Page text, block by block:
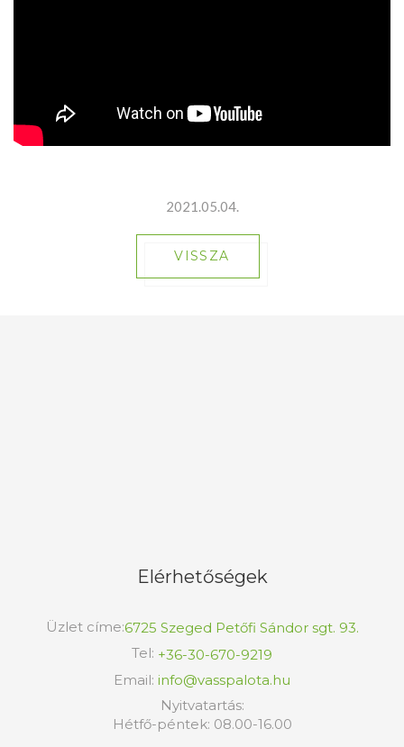
2021.05.04.
VISSZA
Elérhetőségek
Üzlet címe:6725 Szeged Petőfi Sándor sgt. 93.
Tel: +36-30-670-9219
Email: info@vasspalota.hu
Nyitvatartás:
Hétfő-péntek: 08.00-16.00